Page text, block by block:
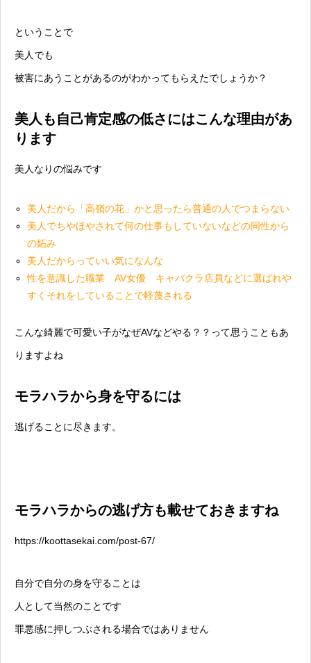
ということで
美人でも
被害にあうことがあるのがわかってもらえたでしょうか？
美人も自己肯定感の低さにはこんな理由があ
ります
美人なりの悩みです
美人だから「高嶺の花」かと思ったら普通の人でつまらない
美人でちやほやされて何の仕事もしていないなどの同性から
の妬み
美人だからっていい気になんな
性を意識した職業 AV女優 キャバクラ店員などに選ばれや
すくそれをしていることで軽蔑される
こんな綺麗で可愛い子がなぜAVなどやる？？って思うこともあ
りますよね
モラハラから身を守るには
逃げることに尽きます。
モラハラからの逃げ方も載せておきますね
https://koottasekai.com/post-67/
自分で自分の身を守ることは
人として当然のことです
罪悪感に押しつぶされる場合ではありません